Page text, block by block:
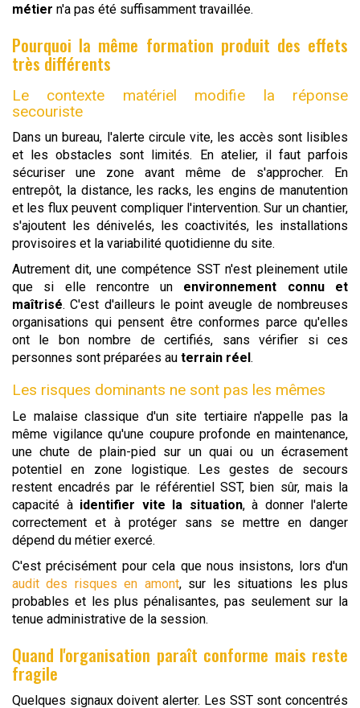
métier n'a pas été suffisamment travaillée.
Pourquoi la même formation produit des effets
très différents
Le contexte matériel modifie la réponse
secouriste
Dans un bureau, l'alerte circule vite, les accès sont lisibles
et les obstacles sont limités. En atelier, il faut parfois
sécuriser une zone avant même de s'approcher. En
entrepôt, la distance, les racks, les engins de manutention
et les flux peuvent compliquer l'intervention. Sur un chantier,
s'ajoutent les dénivelés, les coactivités, les installations
provisoires et la variabilité quotidienne du site.
Autrement dit, une compétence SST n'est pleinement utile
que si elle rencontre un environnement connu et
maîtrisé. C'est d'ailleurs le point aveugle de nombreuses
organisations qui pensent être conformes parce qu'elles
ont le bon nombre de certifiés, sans vérifier si ces
personnes sont préparées au terrain réel.
Les risques dominants ne sont pas les mêmes
Le malaise classique d'un site tertiaire n'appelle pas la
même vigilance qu'une coupure profonde en maintenance,
une chute de plain-pied sur un quai ou un écrasement
potentiel en zone logistique. Les gestes de secours
restent encadrés par le référentiel SST, bien sûr, mais la
capacité à identifier vite la situation, à donner l'alerte
correctement et à protéger sans se mettre en danger
dépend du métier exercé.
C'est précisément pour cela que nous insistons, lors d'un
audit des risques en amont, sur les situations les plus
probables et les plus pénalisantes, pas seulement sur la
tenue administrative de la session.
Quand l'organisation paraît conforme mais reste
fragile
Quelques signaux doivent alerter. Les SST sont concentrés